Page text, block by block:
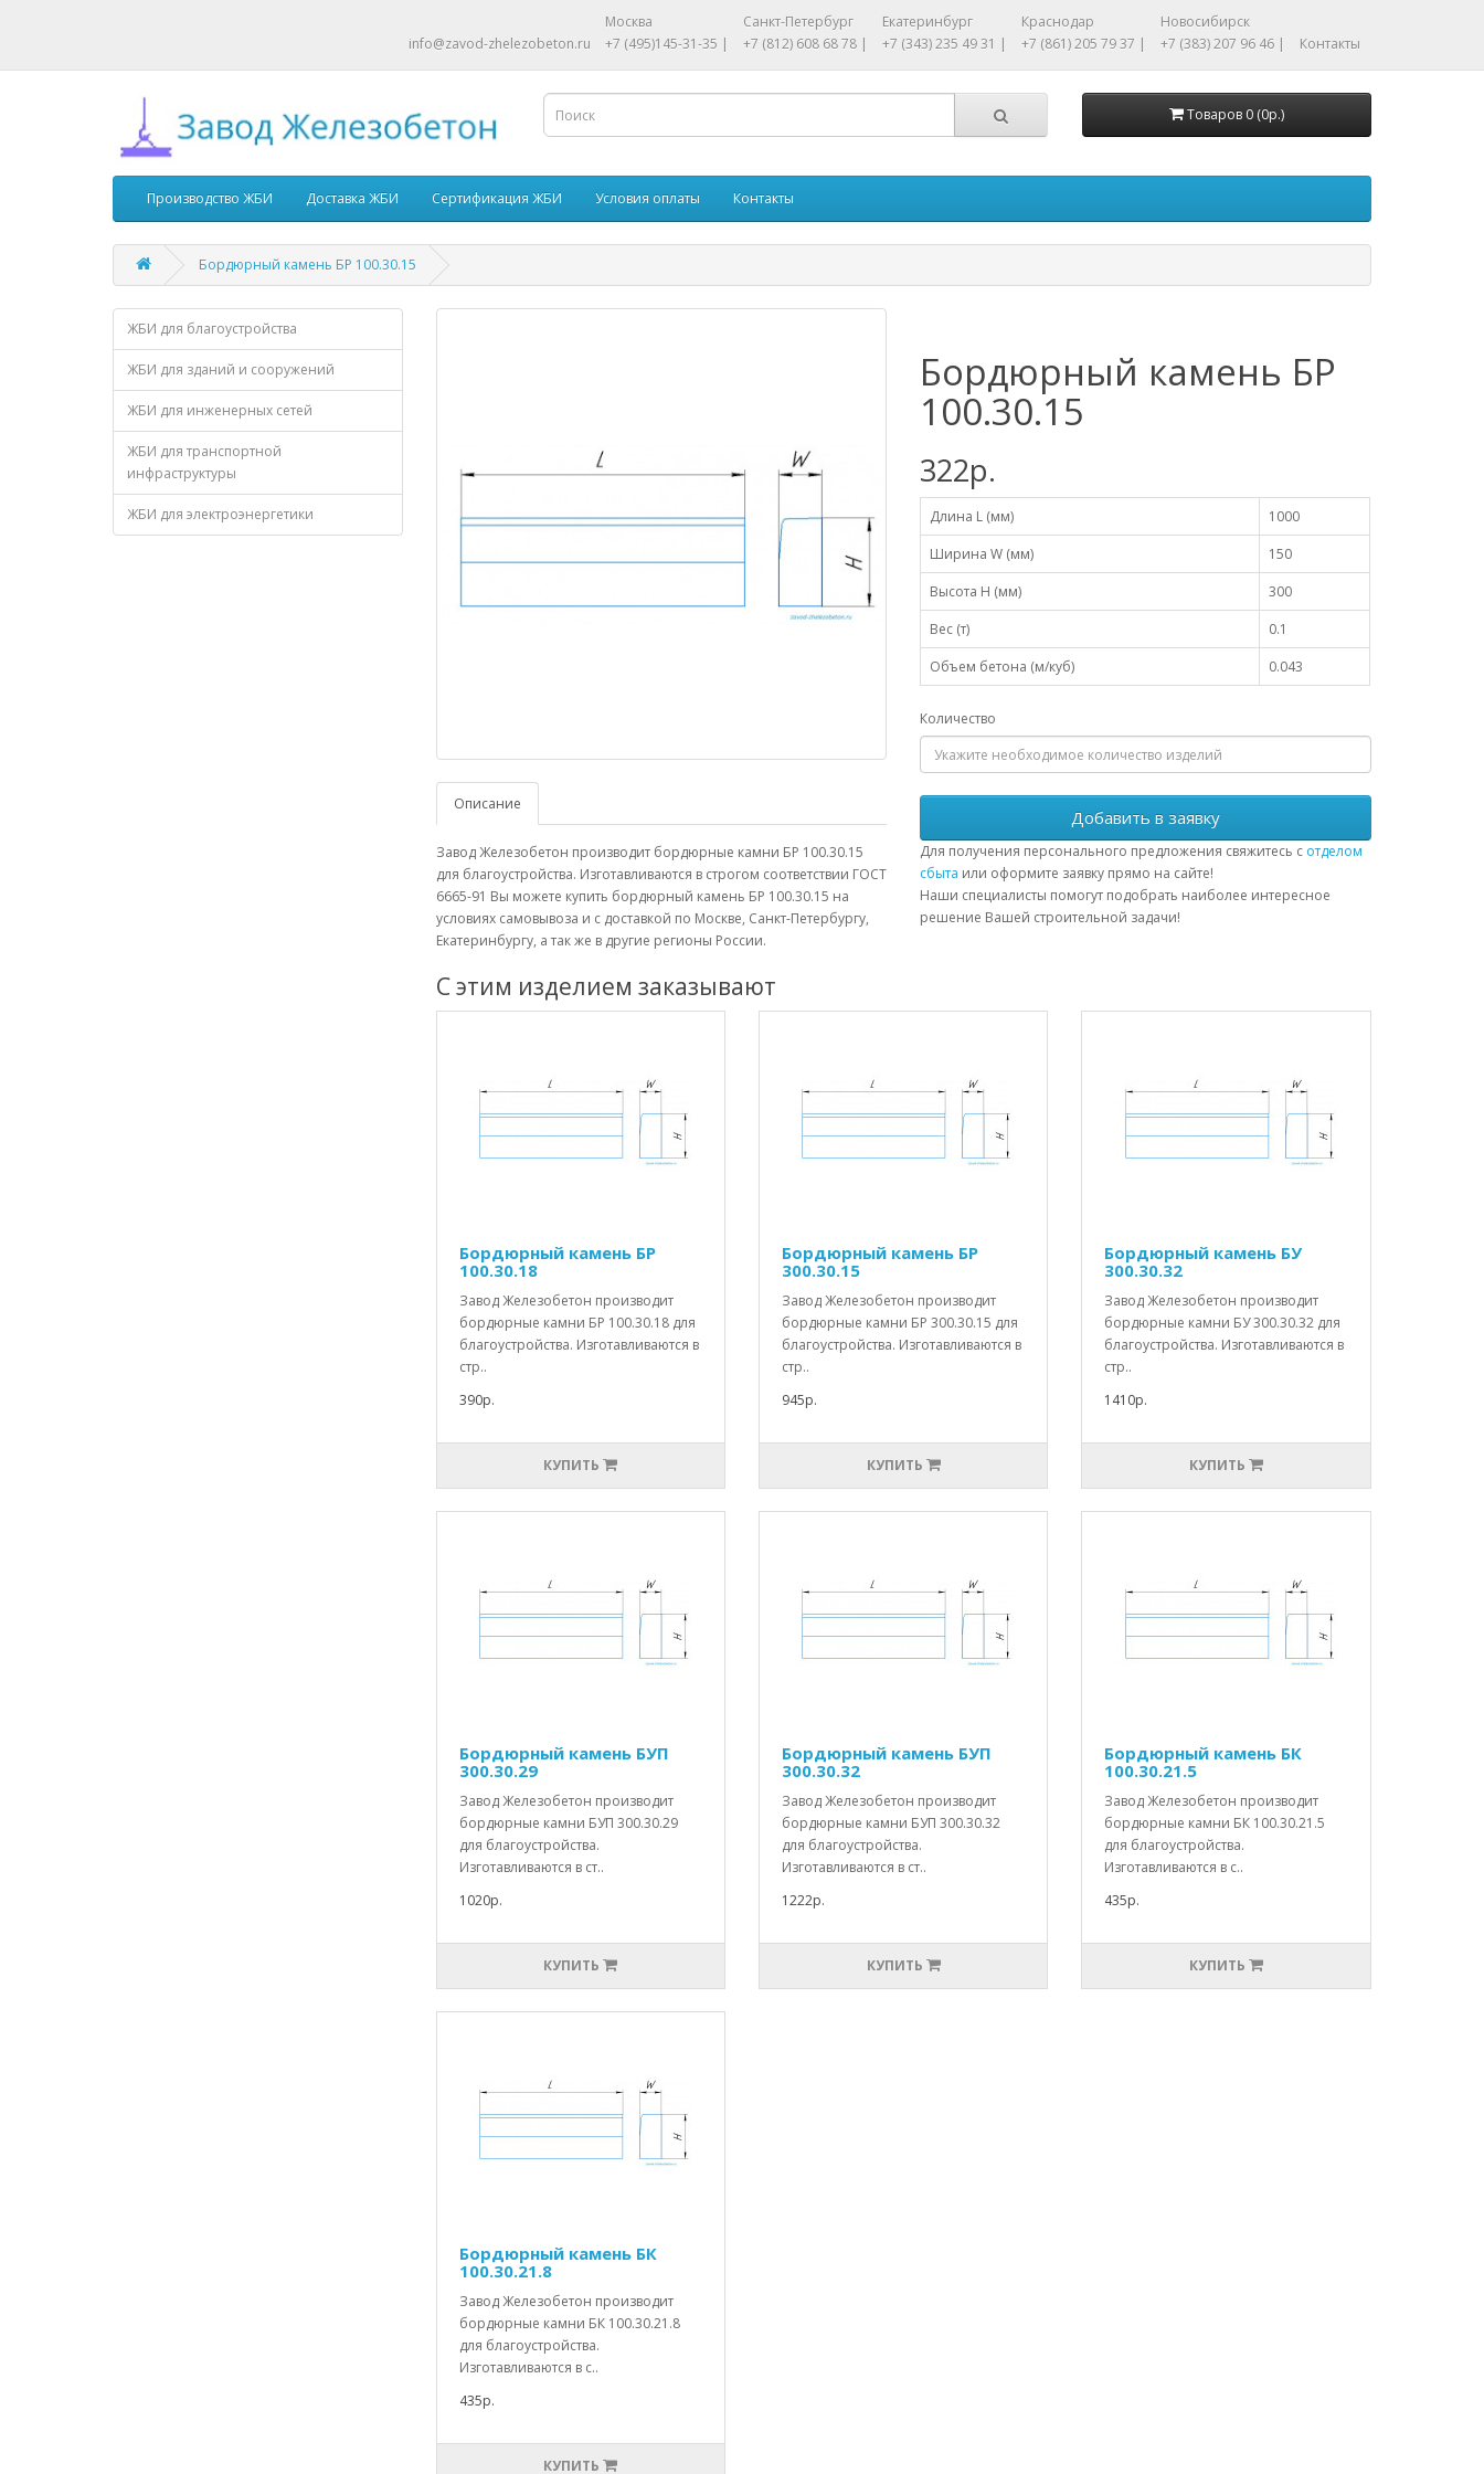
info@zavod-zhelezobeton.ru
Москва
+7 (495)145-31-35 |
Санкт-Петербург
+7 (812) 608 68 78 |
Екатеринбург
+7 (343) 235 49 31 |
Краснодар
+7 (861) 205 79 37 |
Новосибирск
+7 (383) 207 96 46 |
Контакты
Товаров 0 (0р.)
Производство ЖБИ Доставка ЖБИ Сертификация ЖБИ Условия оплаты Контакты
Бордюрный камень БР 100.30.15
ЖБИ для благоустройства
ЖБИ для зданий и сооружений
ЖБИ для инженерных сетей
ЖБИ для транспортной
инфраструктуры
ЖБИ для электроэнергетики
Описание
Завод Железобетон производит бордюрные камни БР 100.30.15
для благоустройства. Изготавливаются в строгом соответствии ГОСТ
6665-91 Вы можете купить бордюрный камень БР 100.30.15 на
условиях самовывоза и с доставкой по Москве, Санкт-Петербургу,
Екатеринбургу, а так же в другие регионы России.
Бордюрный камень БР
100.30.15
322р.
Длина L (мм)
1000
Ширина W (мм)
150
Высота H (мм)
300
Вес (т)
0.1
Объем бетона (м/куб)
0.043
Количество
Добавить в заявку
Для получения персонального предложения свяжитесь с отделом
сбыта или оформите заявку прямо на сайте!
Наши специалисты помогут подобрать наиболее интересное
решение Вашей строительной задачи!
С этим изделием заказывают
Бордюрный камень БР
100.30.18
Завод Железобетон производит
бордюрные камни БР 100.30.18 для
благоустройства. Изготавливаются в
стр..
390р.
КУПИТЬ
Бордюрный камень БР
300.30.15
Завод Железобетон производит
бордюрные камни БР 300.30.15 для
благоустройства. Изготавливаются в
стр..
945р.
КУПИТЬ
Бордюрный камень БУ
300.30.32
Завод Железобетон производит
бордюрные камни БУ 300.30.32 для
благоустройства. Изготавливаются в
стр..
1410р.
КУПИТЬ
Бордюрный камень БУП
300.30.29
Завод Железобетон производит
бордюрные камни БУП 300.30.29
для благоустройства.
Изготавливаются в ст..
1020р.
КУПИТЬ
Бордюрный камень БУП
300.30.32
Завод Железобетон производит
бордюрные камни БУП 300.30.32
для благоустройства.
Изготавливаются в ст..
1222р.
КУПИТЬ
Бордюрный камень БК
100.30.21.5
Завод Железобетон производит
бордюрные камни БК 100.30.21.5
для благоустройства.
Изготавливаются в с..
435р.
КУПИТЬ
Бордюрный камень БК
100.30.21.8
Завод Железобетон производит
бордюрные камни БК 100.30.21.8
для благоустройства.
Изготавливаются в с..
435р.
КУПИТЬ